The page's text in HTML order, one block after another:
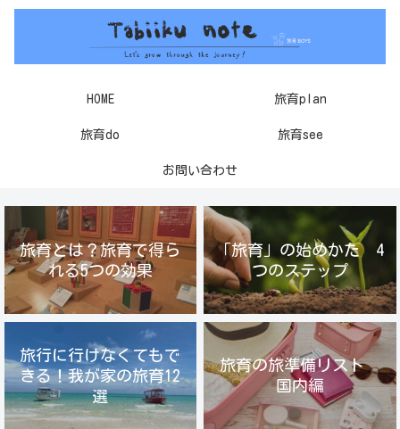
HOME 旅育plan
旅育do 旅育see
お問い合わせ
旅育とは？旅育で得ら
れる5つの効果
「旅育」の始めかた 4
つのステップ
旅行に行けなくてもで
きる！我が家の旅育12
選
旅育の旅準備リスト
国内編